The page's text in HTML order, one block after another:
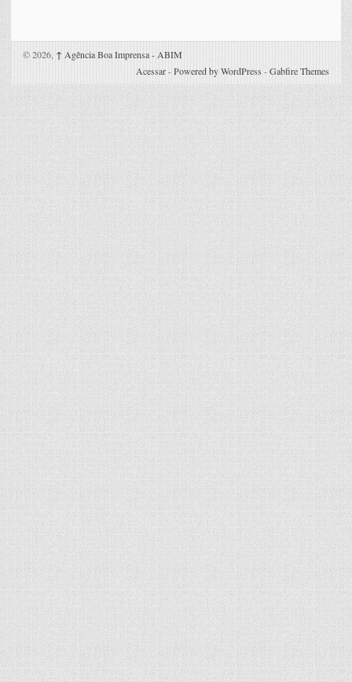
© 2026, ↑ Agência Boa Imprensa - ABIM
Acessar-Powered by WordPress -Gabfire Themes